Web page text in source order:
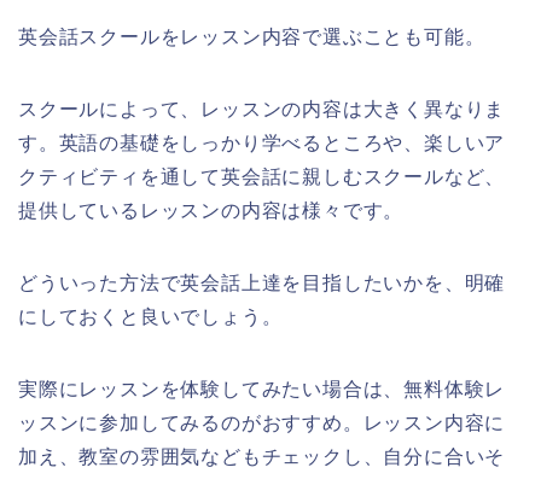
英会話スクールをレッスン内容で選ぶことも可能。
スクールによって、レッスンの内容は大きく異なりま
す。英語の基礎をしっかり学べるところや、楽しいア
クティビティを通して英会話に親しむスクールなど、
提供しているレッスンの内容は様々です。
どういった方法で英会話上達を目指したいかを、明確
にしておくと良いでしょう。
実際にレッスンを体験してみたい場合は、無料体験レ
ッスンに参加してみるのがおすすめ。レッスン内容に
加え、教室の雰囲気などもチェックし、自分に合いそ